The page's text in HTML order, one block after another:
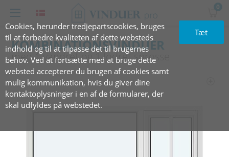
Cookies, herunder tredjepartscookies, bruges
til at forbedre kvaliteten af dette websteds
indhold og til at tilpasse det til brugernes
behov. Ved at fortsætte med at bruge dette
websted accepterer du brugen af cookies samt
mulig kommunikation, hvis du giver dine
kontaktoplysninger i en af de formularer, der
skal udfyldes på webstedet.
Tæt
0
KOMBINATIONSVINDUER
med 1‏‏‎ ‎‎vandret og 1 lodret sprosse